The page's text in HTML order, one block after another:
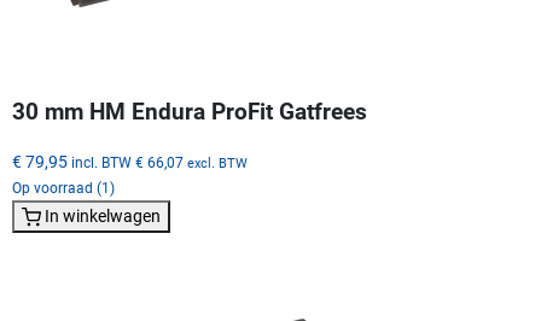
30 mm HM Endura ProFit Gatfrees
€ 79,95 incl. BTW € 66,07 excl. BTW
Op voorraad (1)
In winkelwagen